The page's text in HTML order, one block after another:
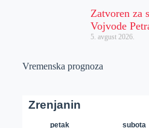
Zatvoren za
Vojvode
5. avgust 2026.
Vremenska prognoza